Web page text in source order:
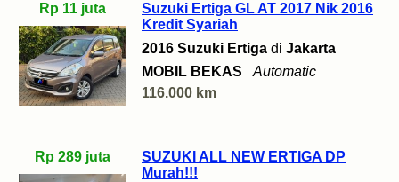
Rp 11 juta
Suzuki Ertiga GL AT 2017 Nik 2016
Kredit Syariah
2016 Suzuki Ertiga di Jakarta
MOBIL BEKAS
Automatic
116.000 km
Rp 289 juta
SUZUKI ALL NEW ERTIGA DP
Murah!!!